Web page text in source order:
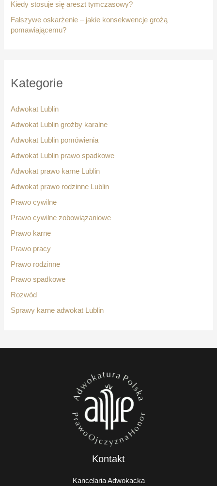
Kiedy stosuje się areszt tymczasowy?
Fałszywe oskarżenie – jakie konsekwencje grożą
pomawiającemu?
Kategorie
Adwokat Lublin
Adwokat Lublin groźby karalne
Adwokat Lublin pomówienia
Adwokat Lublin prawo spadkowe
Adwokat prawo karne Lublin
Adwokat prawo rodzinne Lublin
Prawo cywilne
Prawo cywilne zobowiązaniowe
Prawo karne
Prawo pracy
Prawo rodzinne
Prawo spadkowe
Rozwód
Sprawy karne adwokat Lublin
Kontakt
Kancelaria Adwokacka